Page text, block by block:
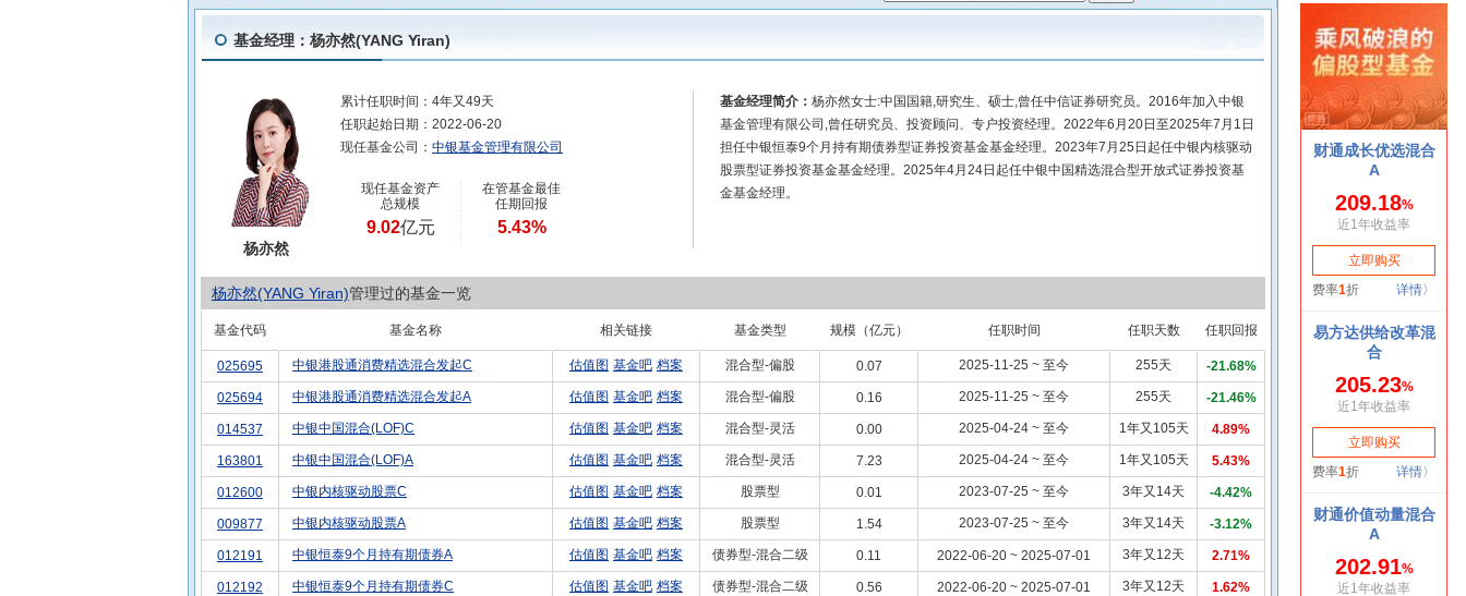
基金经理：杨亦然(YANG Yiran)
基金经理简介： 杨亦然女士:中国国籍,研究生、硕士,曾任中信证券研究员。2016年加入中银
基金管理有限公司,曾任研究员、投资顾问、专户投资经理。2022年6月20日至2025年7月1日
担任中银恒泰9个月持有期债券型证券投资基金基金经理。2023年7月25日起任中银内核驱动
股票型证券投资基金基金经理。2025年4月24日起任中银中国精选混合型开放式证券投资基
金基金经理。
杨亦然
累计任职时间： 4年又49天
任职起始日期： 2022-06-20
现任基金公司： 中银基金管理有限公司
现任基金资产
总规模
9.02亿元
在管基金最佳
任期回报
5.43%
杨亦然(YANG Yiran)管理过的基金一览
基金代码 基金名称 相关链接 基金类型 规模（亿元） 任职时间 任职天数 任职回报
025695 中银港股通消费精选混合发起C 估值图 基金吧 档案 混合型-偏股 0.07 2025-11-25 ~ 至今 255天 -21.68%
025694 中银港股通消费精选混合发起A 估值图 基金吧 档案 混合型-偏股 0.16 2025-11-25 ~ 至今 255天 -21.46%
014537 中银中国混合(LOF)C 估值图 基金吧 档案 混合型-灵活 0.00 2025-04-24 ~ 至今 1年又105天 4.89%
163801 中银中国混合(LOF)A 估值图 基金吧 档案 混合型-灵活 7.23 2025-04-24 ~ 至今 1年又105天 5.43%
012600 中银内核驱动股票C 估值图 基金吧 档案 股票型 0.01 2023-07-25 ~ 至今 3年又14天 -4.42%
009877 中银内核驱动股票A 估值图 基金吧 档案 股票型 1.54 2023-07-25 ~ 至今 3年又14天 -3.12%
012191 中银恒泰9个月持有期债券A 估值图 基金吧 档案 债券型-混合二级 0.11 2022-06-20 ~ 2025-07-01 3年又12天 2.71%
012192 中银恒泰9个月持有期债券C 估值图 基金吧 档案 债券型-混合二级 0.56 2022-06-20 ~ 2025-07-01 3年又12天 1.62%